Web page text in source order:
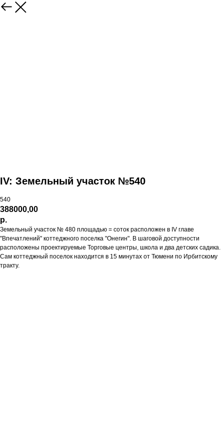
IV: Земельный участок №540
540
388000,00
р.
Земельный участок № 480 площадью = соток расположен в IV главе
"Впечатлений" коттеджного поселка "Онегин". В шаговой доступности
расположены проектируемые Торговые центры, школа и два детских садика.
Сам коттеджный поселок находится в 15 минутах от Тюмени по Ирбитскому
тракту.